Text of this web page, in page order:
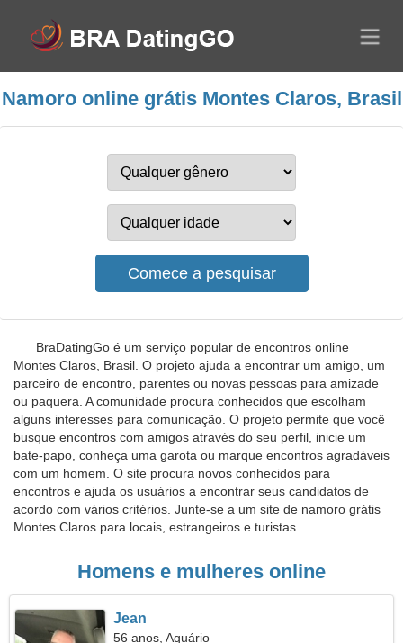
Namoro online grátis Montes Claros, Brasil
BraDatingGo é um serviço popular de encontros online
Montes Claros, Brasil. O projeto ajuda a encontrar um amigo, um
parceiro de encontro, parentes ou novas pessoas para amizade
ou paquera. A comunidade procura conhecidos que escolham
alguns interesses para comunicação. O projeto permite que você
busque encontros com amigos através do seu perfil, inicie um
bate-papo, conheça uma garota ou marque encontros agradáveis
com um homem. O site procura novos conhecidos para
encontros e ajuda os usuários a encontrar seus candidatos de
acordo com vários critérios. Junte-se a um site de namoro grátis
Montes Claros para locais, estrangeiros e turistas.
Homens e mulheres online
Jean
56 anos, Aquário